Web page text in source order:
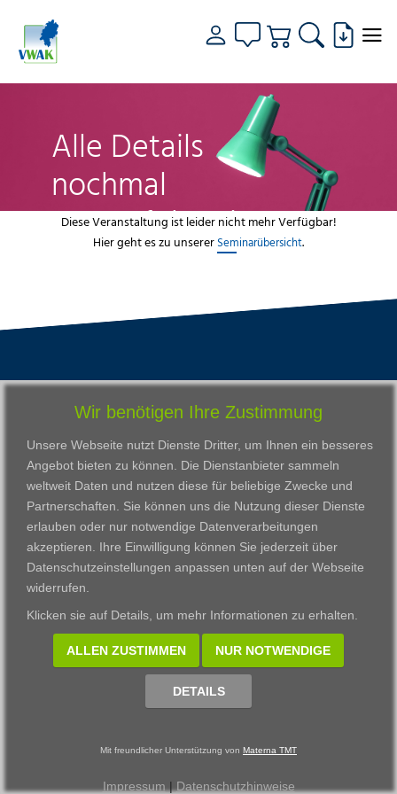
Alle Details
nochmal
genau fokussiert
Diese Veranstaltung ist leider nicht mehr Verfügbar!
Hier geht es zu unserer Seminarübersicht.
VWAK
Karriere
Kontakt
Download
Impressum
Datenschutzerklärung
Standorte
Darmstadt
Frankfurt am Main
Gießen
Kassel
Wiesbaden
Fortbildungszentrum
Bildungsangebot
Ausbildung
Zertifikatslehrgänge
Fortbildung
© 2002 - 2026 Materna TMT GmbH, powered by CARUSO
Wir benötigen Ihre Zustimmung
Unsere Webseite nutzt Dienste Dritter, um Ihnen ein besseres
Angebot bieten zu können. Die Dienstanbieter sammeln
weltweit Daten und nutzen diese für beliebige Zwecke und
Partnerschaften. Sie können uns die Nutzung dieser Dienste
erlauben oder nur notwendige Datenverarbeitungen
akzeptieren. Ihre Einwilligung können Sie jederzeit über
Datenschutzeinstellungen anpassen unten auf der Webseite
widerrufen.
Klicken sie auf Details, um mehr Informationen zu erhalten.
ALLEN ZUSTIMMEN NUR NOTWENDIGE
DETAILS
Mit freundlicher Unterstützung von Materna TMT
Impressum | Datenschutzhinweise